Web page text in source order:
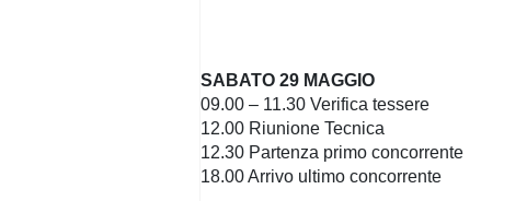
SABATO 29 MAGGIO
09.00 – 11.30 Verifica tessere
12.00 Riunione Tecnica
12.30 Partenza primo concorrente
18.00 Arrivo ultimo concorrente